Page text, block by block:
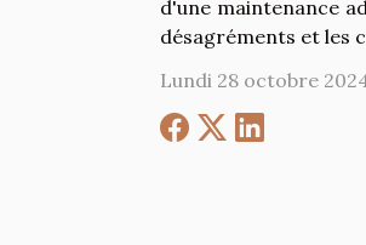
d'une maintenance
désagréments et les
Lundi 28 octobre